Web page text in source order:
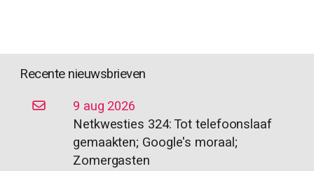
Recente nieuwsbrieven
9 aug 2026
Netkwesties 324: Tot telefoonslaaf
gemaakten; Google's moraal;
Zomergasten